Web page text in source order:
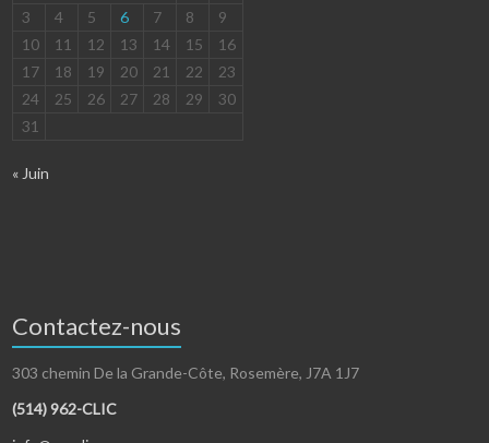
3
4 5 6 7 8
9
10
11 12 13 14 15
16
17
18 19 20 21 22
23
24
25 26 27 28 29
30
31
« Juin
Contactez-nous
303 chemin De la Grande-Côte, Rosemère, J7A 1J7
(514) 962-CLIC